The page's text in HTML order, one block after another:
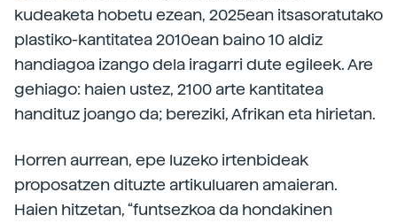
kudeaketa hobetu ezean, 2025ean itsasoratutako
plastiko-kantitatea 2010ean baino 10 aldiz
handiagoa izango dela iragarri dute egileek. Are
gehiago: haien ustez, 2100 arte kantitatea
handituz joango da; bereziki, Afrikan eta hirietan.
Horren aurrean, epe luzeko irtenbideak
proposatzen dituzte artikuluaren amaieran.
Haien hitzetan, “funtsezkoa da hondakinen